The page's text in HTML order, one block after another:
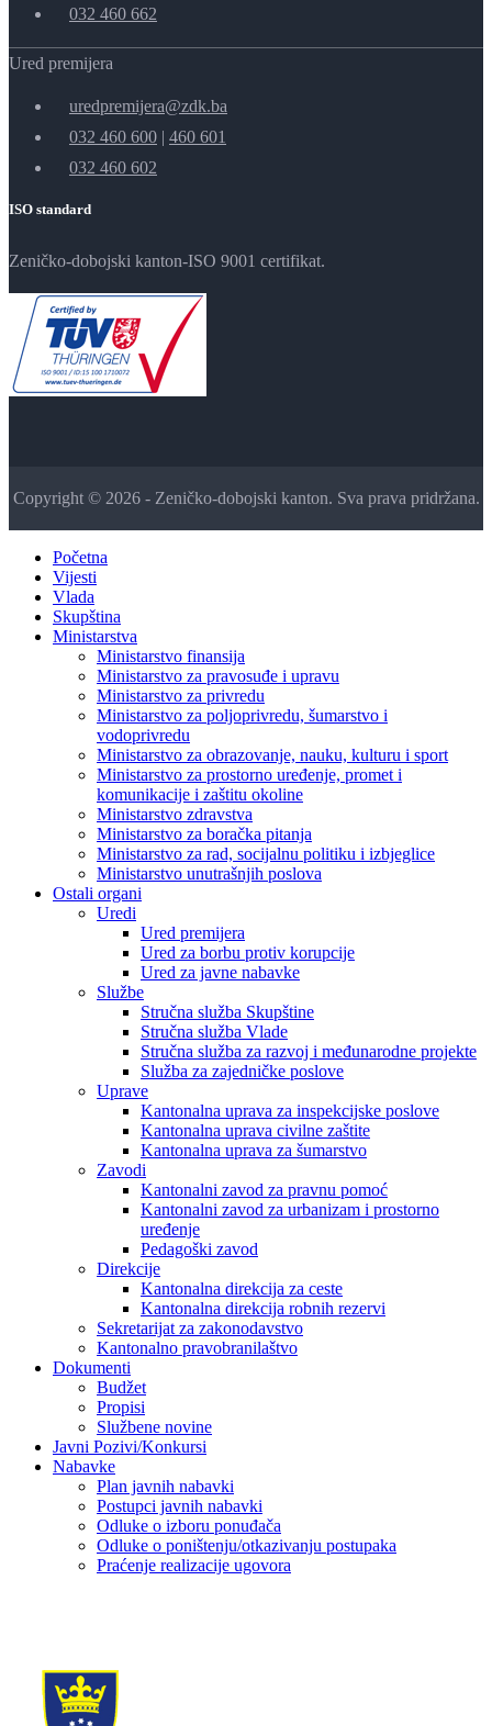
032 460 662
Ured premijera
uredpremijera@zdk.ba
032 460 600 | 460 601
032 460 602
ISO standard
Zeničko-dobojski kanton-ISO 9001 certifikat.
Copyright © 2026 - Zeničko-dobojski kanton. Sva prava pridržana.
Početna
Vijesti
Vlada
Skupština
Ministarstva
Ministarstvo finansija
Ministarstvo za pravosuđe i upravu
Ministarstvo za privredu
Ministarstvo za poljoprivredu, šumarstvo i
vodoprivredu
Ministarstvo za obrazovanje, nauku, kulturu i sport
Ministarstvo za prostorno uređenje, promet i
komunikacije i zaštitu okoline
Ministarstvo zdravstva
Ministarstvo za boračka pitanja
Ministarstvo za rad, socijalnu politiku i izbjeglice
Ministarstvo unutrašnjih poslova
Ostali organi
Uredi
Ured premijera
Ured za borbu protiv korupcije
Ured za javne nabavke
Službe
Stručna služba Skupštine
Stručna služba Vlade
Stručna služba za razvoj i međunarodne projekte
Služba za zajedničke poslove
Uprave
Kantonalna uprava za inspekcijske poslove
Kantonalna uprava civilne zaštite
Kantonalna uprava za šumarstvo
Zavodi
Kantonalni zavod za pravnu pomoć
Kantonalni zavod za urbanizam i prostorno
uređenje
Pedagoški zavod
Direkcije
Kantonalna direkcija za ceste
Kantonalna direkcija robnih rezervi
Sekretarijat za zakonodavstvo
Kantonalno pravobranilaštvo
Dokumenti
Budžet
Propisi
Službene novine
Javni Pozivi/Konkursi
Nabavke
Plan javnih nabavki
Postupci javnih nabavki
Odluke o izboru ponuđača
Odluke o poništenju/otkazivanju postupaka
Praćenje realizacije ugovora